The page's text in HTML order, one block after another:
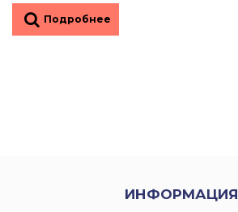
Подробнее
ИНФОРМАЦИЯ